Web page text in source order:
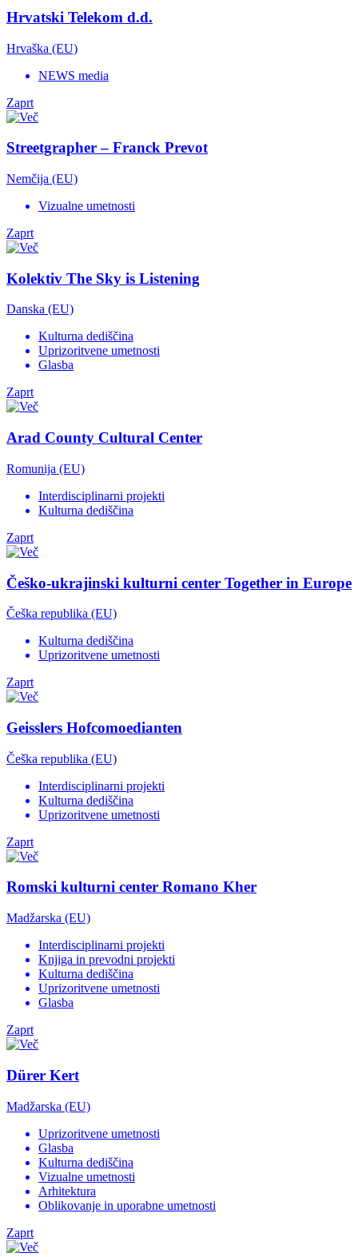
Hrvatski Telekom d.d.
Hrvaška (EU)
NEWS media
Zaprt
Streetgrapher – Franck Prevot
Nemčija (EU)
Vizualne umetnosti
Zaprt
Kolektiv The Sky is Listening
Danska (EU)
Kulturna dediščina
Uprizoritvene umetnosti
Glasba
Zaprt
Arad County Cultural Center
Romunija (EU)
Interdisciplinarni projekti
Kulturna dediščina
Zaprt
Češko-ukrajinski kulturni center Together in Europe
Češka republika (EU)
Kulturna dediščina
Uprizoritvene umetnosti
Zaprt
Geisslers Hofcomoedianten
Češka republika (EU)
Interdisciplinarni projekti
Kulturna dediščina
Uprizoritvene umetnosti
Zaprt
Romski kulturni center Romano Kher
Madžarska (EU)
Interdisciplinarni projekti
Knjiga in prevodni projekti
Kulturna dediščina
Uprizoritvene umetnosti
Glasba
Zaprt
Dürer Kert
Madžarska (EU)
Uprizoritvene umetnosti
Glasba
Kulturna dediščina
Vizualne umetnosti
Arhitektura
Oblikovanje in uporabne umetnosti
Zaprt